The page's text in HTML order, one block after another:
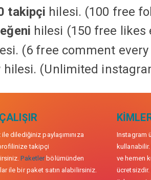
takipçi hilesi. (100 free
hilesi (150 free likes
(6 free comment
hilesi. (Unlimited
dilediğiniz paylaşımınıza
takipçi
Paketlerbölümünden
ile bir paket satın alabilirsiniz.
Instagram
ve hemen
ücretsizdir.